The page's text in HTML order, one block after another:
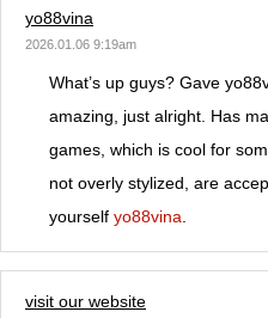
yo88vina
2026.01.06 9:19am
What’s up guys? Gave
amazing, just alright. Has
games, which is cool for
not overly stylized, are
yourself yo88vina
visit our website